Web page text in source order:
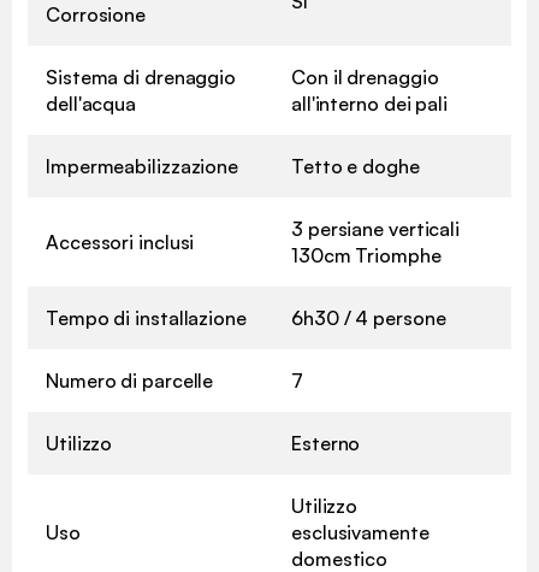
Corrosione
Sistema di drenaggio
dell'acqua
Con il drenaggio
all'interno dei pali
Impermeabilizzazione Tetto e doghe
Accessori inclusi
3 persiane verticali
130cm Triomphe
Tempo di installazione 6h30 / 4 persone
Numero di parcelle 7
Utilizzo Esterno
Uso
Utilizzo
esclusivamente
domestico